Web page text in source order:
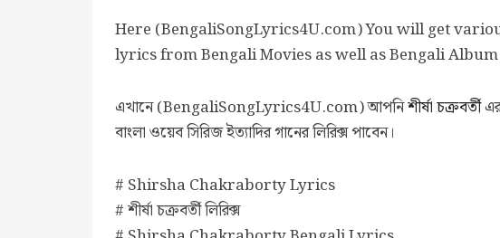
Here (BengaliSongLyrics4U.com) You will get
lyrics from Bengali Movies as well as Bengali
এখানে (BengaliSongLyrics4U.com) আপনিশীর্ষা চক্রবর্তীএর
বাংলা ওয়েব সিরিজ ইত্যাদির গানের লিরিক্স পাবেন।
# Shirsha Chakraborty Lyrics
# শীর্ষা চক্রবর্তী লিরিক্স